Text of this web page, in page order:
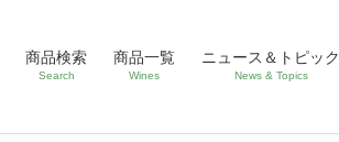
商品検索
Search
商品一覧
Wines
ニュース＆トピック
News & Topics